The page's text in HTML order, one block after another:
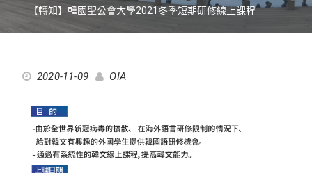
【轉知】韓國聖公會大學2021冬季短期研修線上課程
2020-11-09 OIA